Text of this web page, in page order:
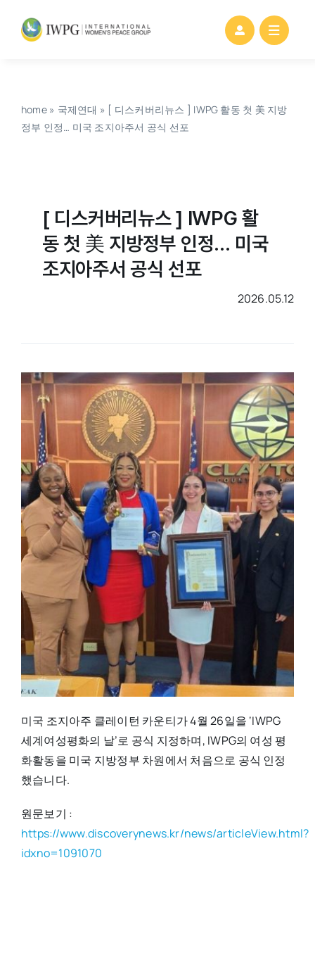
home» 국제연대 » [ 디스커버리뉴스 ] IWPG 활동 첫 美 지방
정부 인정… 미국 조지아주서 공식 선포
[ 디스커버리뉴스 ] IWPG 활
동 첫 美 지방정부 인정… 미국
조지아주서 공식 선포
2026.05.12
미국 조지아주 클레이턴 카운티가 4월 26일을 ‘IWPG
세계여성평화의 날’로 공식 지정하며, IWPG의 여성 평
화활동을 미국 지방정부 차원에서 처음으로 공식 인정
했습니다.
원문보기 :
https://www.discoverynews.kr/news/articleView.html?
idxno=1091070